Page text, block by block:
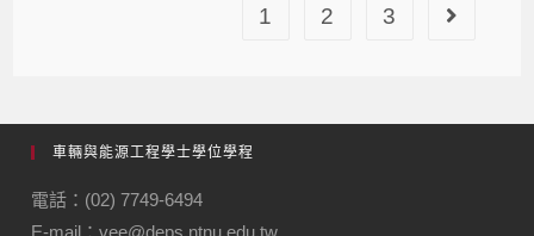
1 2 3
車輛與能源工程學士學位學程
電話：(02) 7749-6494
E-mail：vee@deps.ntnu.edu.tw